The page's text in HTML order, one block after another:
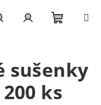
košík
sušenky
ks